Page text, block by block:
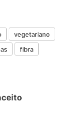
vegetariano
fibra